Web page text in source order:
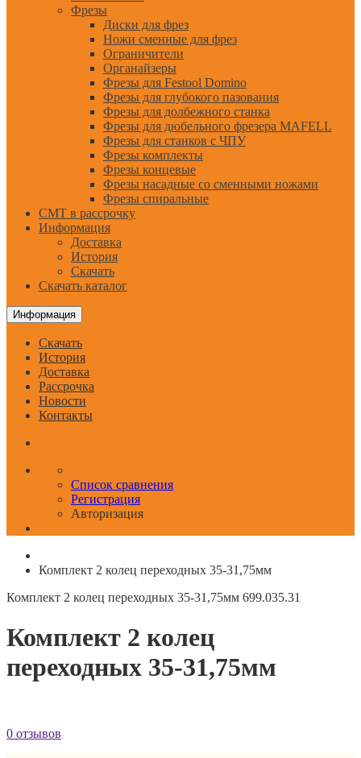
Фрезы
Диски для фрез
Ножи сменные для фрез
Ограничители
Органайзеры
Фрезы для Festool Domino
Фрезы для глубокого пазования
Фрезы для долбежного станка
Фрезы для дюбельного фрезера MAFELL
Фрезы для станков с ЧПУ
Фрезы комплекты
Фрезы концевые
Фрезы насадные со сменными ножами
Фрезы спиральные
CMT в рассрочку
Информация
Доставка
История
Скачать
Скачать каталог
Информация
Скачать
История
Доставка
Рассрочка
Новости
Контакты
Список сравнения
Регистрация
Авторизация
Комплект 2 колец переходных 35-31,75мм
Комплект 2 колец переходных 35-31,75мм 699.035.31
Комплект 2 колец
переходных 35-31,75мм
0 отзывов